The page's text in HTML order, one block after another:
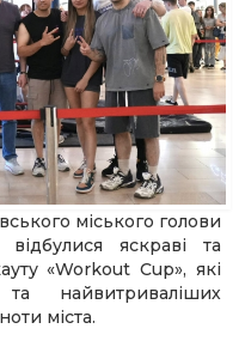
міського голови
яскраві та
«Workout Cup», які
найвитриваліших
міста.